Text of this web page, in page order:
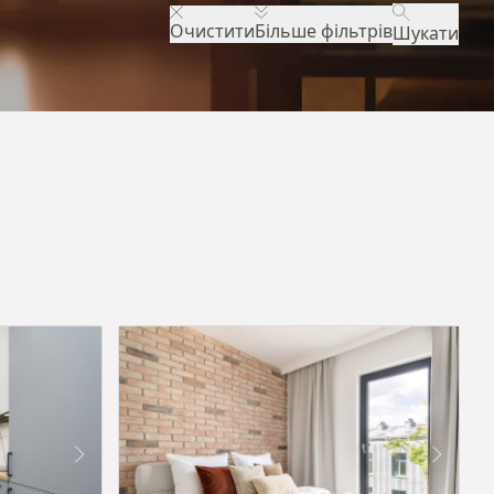
ОчиститиБільше фільтрівШукати